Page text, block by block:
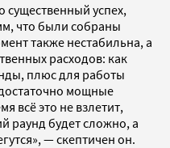
существенный успех,
что были собраны
также нестабильна, а
расходов: как
плюс для работы
мощные
всё это не взлетит,
раунд будет сложно, а
— скептичен он.